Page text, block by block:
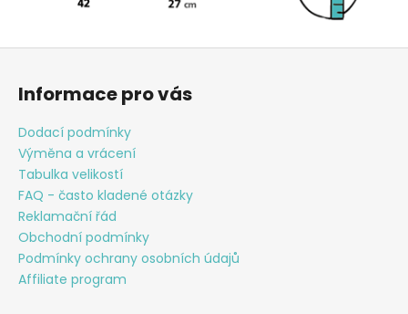
Informace pro vás
Dodací podmínky
Výměna a vrácení
Tabulka velikostí
FAQ - často kladené otázky
Reklamační řád
Obchodní podmínky
Podmínky ochrany osobních údajů
Affiliate program